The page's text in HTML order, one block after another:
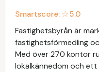
Smartscore: ☆5.0
Fastighetsbyrån är
fastighetsförmedling
Med över 270 kontor
lokalkännedom och